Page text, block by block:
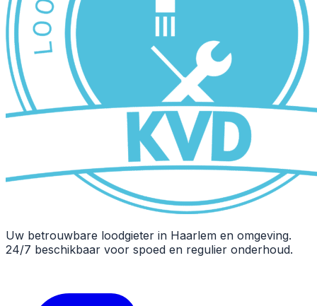
Uw betrouwbare loodgieter in Haarlem en omgeving.
24/7 beschikbaar voor spoed en regulier onderhoud.